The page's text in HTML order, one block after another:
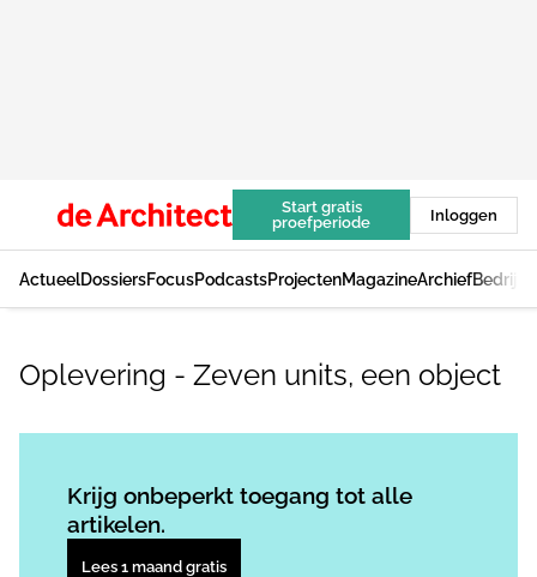
Start gratis
proefperiode
Inloggen
ActueelDossiersFocusPodcastsProjectenMagazineArchief
Oplevering - Zeven units, een object
Krijg onbeperkt toegang tot alle
artikelen.
Lees 1 maand gratis